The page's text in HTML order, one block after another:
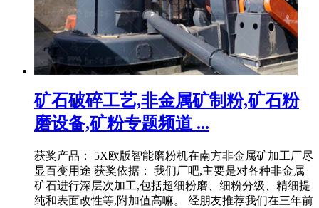
矿石破碎工艺,非金属矿制粉,矿石粉
磨设备,矿粉专题频道 ...
获奖产品： 5X欧版智能磨粉机在南方非金属矿加工厂尽
显百变用途 获奖依据： 我们厂吧,主要是对各种非金属
矿石进行深层次加工,包括超细粉磨、细粉分级、精细提
纯和表面改性等,附加值高嘛。 经朋友推荐我们在三年前